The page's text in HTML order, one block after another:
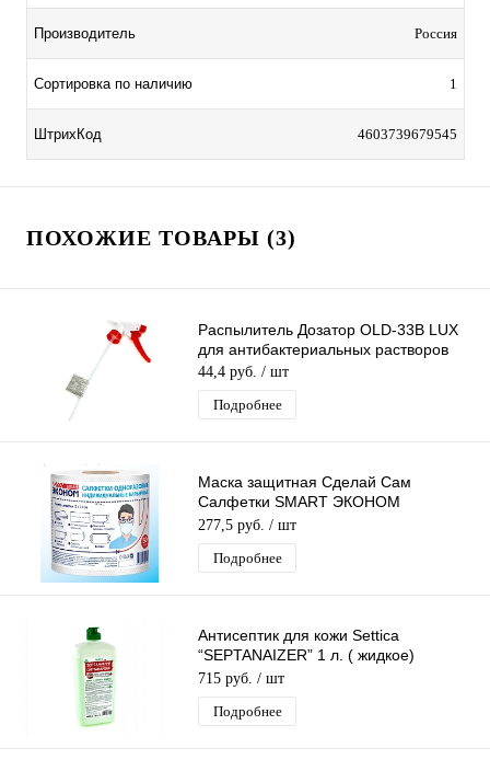
Производитель Россия
Сортировка по наличию 1
ШтрихКод 4603739679545
ПОХОЖИЕ ТОВАРЫ (3)
Распылитель Дозатор OLD-33B LUX
для антибактериальных растворов
44,4 руб. / шт
Подробнее
Маска защитная Сделай Сам
Салфетки SMART ЭКОНОМ
одноразовые индивидуальные
барьерные №50
277,5 руб. / шт
Подробнее
Антисептик для кожи Settica
“SEPTANAIZER” 1 л. ( жидкое)
противовирусный. Еврофлакон под
дозатор
715 руб. / шт
Подробнее